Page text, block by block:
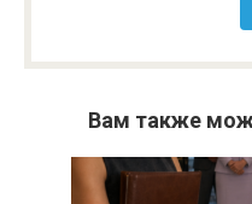
Вам также